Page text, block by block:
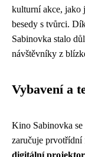
kulturní akce, jako
besedy s tvůrci.
Sabinovka stalo
návštěvníky z
Vybavení a
Kino Sabinovka
zaručuje
digitální projektor